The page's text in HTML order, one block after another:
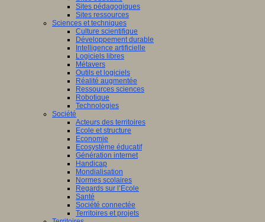
Sites pédagogiques
Sites ressources
Sciences et techniques
Culture scientifique
Développement durable
Intelligence artificielle
Logiciels libres
Métavers
Outils et logiciels
Réalité augmentée
Ressources sciences
Robotique
Technologies
Société
Acteurs des territoires
Ecole et structure
Economie
Ecosystème éducatif
Génération internet
Handicap
Mondialisation
Normes scolaires
Regards sur l’Ecole
Santé
Société connectée
Territoires et projets